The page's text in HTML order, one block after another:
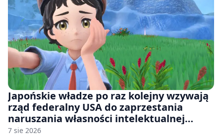
Japońskie władze po raz kolejny wzywają
rząd federalny USA do zaprzestania
naruszania własności intelektualnej
japońskich gier i anime
7 sie 2026